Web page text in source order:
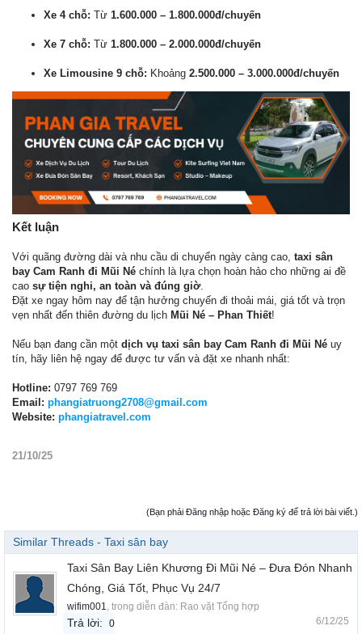
Xe 4 chỗ: Từ 1.600.000 – 1.800.000đ/chuyến
Xe 7 chỗ: Từ 1.800.000 – 2.000.000đ/chuyến
Xe Limousine 9 chỗ: Khoảng 2.500.000 – 3.000.000đ/chuyến
Kết luận
Với quãng đường dài và nhu cầu di chuyển ngày càng cao, taxi sân
bay Cam Ranh đi Mũi Né chính là lựa chọn hoàn hảo cho những ai đề
cao sự tiện nghi, an toàn và đúng giờ.
Đặt xe ngay hôm nay để tận hưởng chuyến đi thoải mái, giá tốt và trọn
vẹn nhất đến thiên đường du lịch Mũi Né – Phan Thiết!
Nếu bạn đang cần một dịch vụ taxi sân bay Cam Ranh đi Mũi Né uy
tín, hãy liên hệ ngay để được tư vấn và đặt xe nhanh nhất:
Hotline: 0797 769 769
Email: phangiatruong2708@gmail.com
Website: phangiatravel.com
21/10/25
(Bạn phải Đăng nhập hoặc Đăng ký để trả lời bài viết.)
Similar Threads - Taxi sân bay
Taxi Sân Bay Liên Khương Đi Mũi Né – Đưa Đón Nhanh
Chóng, Giá Tốt, Phục Vụ 24/7
wifim001, trong diễn đàn: Rao vặt Tổng hợp
Trả lời: 0 6/12/25